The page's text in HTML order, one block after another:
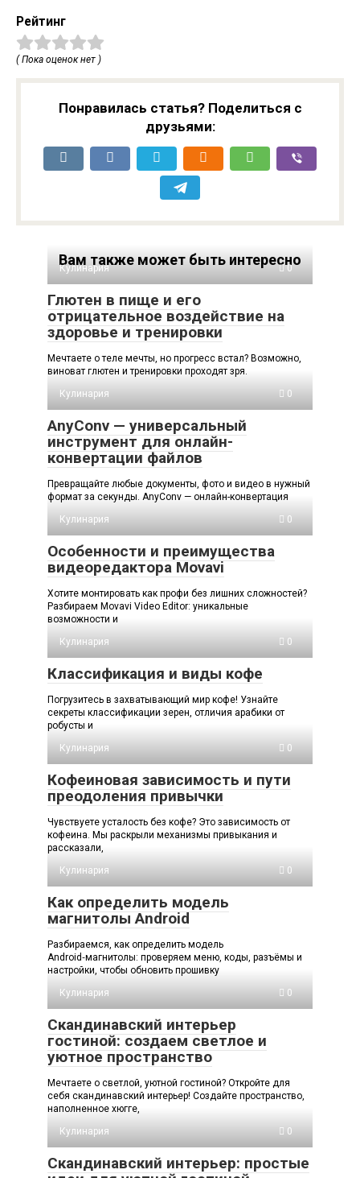
Рейтинг
( Пока оценок нет )
Понравилась статья? Поделиться с
друзьями:
Вам также может быть интересно
Кулинария 0
Глютен в пище и его
отрицательное воздействие на
здоровье и тренировки
Мечтаете о теле мечты, но прогресс встал? Возможно,
виноват глютен и тренировки проходят зря.
Кулинария
0
AnyConv — универсальный
инструмент для онлайн-
конвертации файлов
Превращайте любые документы, фото и видео в нужный
формат за секунды. AnyConv — онлайн-конвертация
Кулинария
0
Особенности и преимущества
видеоредактора Movavi
Хотите монтировать как профи без лишних сложностей?
Разбираем Movavi Video Editor: уникальные
возможности и
Кулинария
0
Классификация и виды кофе
Погрузитесь в захватывающий мир кофе! Узнайте
секреты классификации зерен, отличия арабики от
робусты и
Кулинария
0
Кофеиновая зависимость и пути
преодоления привычки
Чувствуете усталость без кофе? Это зависимость от
кофеина. Мы раскрыли механизмы привыкания и
рассказали,
Кулинария
0
Как определить модель
магнитолы Android
Разбираемся, как определить модель
Android‑магнитолы: проверяем меню, коды, разъёмы и
настройки, чтобы обновить прошивку
Кулинария
0
Скандинавский интерьер
гостиной: создаем светлое и
уютное пространство
Мечтаете о светлой, уютной гостиной? Откройте для
себя скандинавский интерьер! Создайте пространство,
наполненное хюгге,
Кулинария
0
Скандинавский интерьер: простые